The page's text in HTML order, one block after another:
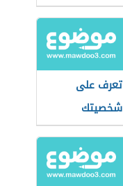
تعرف على
شخصيتك